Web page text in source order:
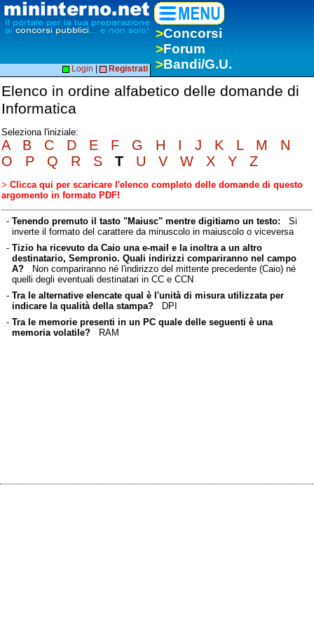
>Concorsi
>Forum
>Bandi/G.U.
Login Registrati
Elenco in ordine alfabetico delle domande di
Informatica
Seleziona l'iniziale:
A B C D E F G H I J K L M
N
O
P Q R S T U V W X Y Z
> Clicca qui per scaricare l'elenco completo delle domande di questo
argomento in formato PDF!
- Tenendo premuto il tasto "Maiusc" mentre digitiamo un testo: Si
inverte il formato del carattere da minuscolo in maiuscolo o viceversa
- Tizio ha ricevuto da Caio una e-mail e la inoltra a un altro
destinatario, Sempronio. Quali indirizzi compariranno nel campo
A?Non compariranno né l'indirizzo del mittente precedente (Caio) né
quelli degli eventuali destinatari in CC e CCN
- Tra le alternative elencate qual è l'unità di misura utilizzata per
indicare la qualità della stampa?DPI
- Tra le memorie presenti in un PC quale delle seguenti è una
memoria volatile?RAM